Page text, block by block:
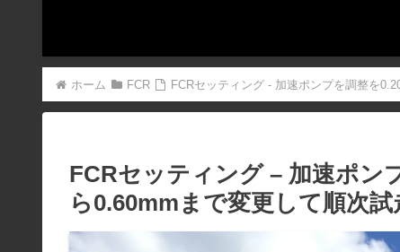
ホーム FCR FCRセッティング - 加速ポンプを調整を
FCRセッティング – 加速ポン
ら0.60mmまで変更して順次試